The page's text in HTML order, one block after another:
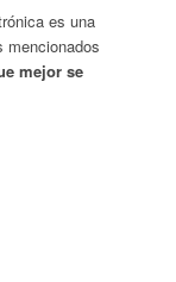
es una
mencionados
mejor se